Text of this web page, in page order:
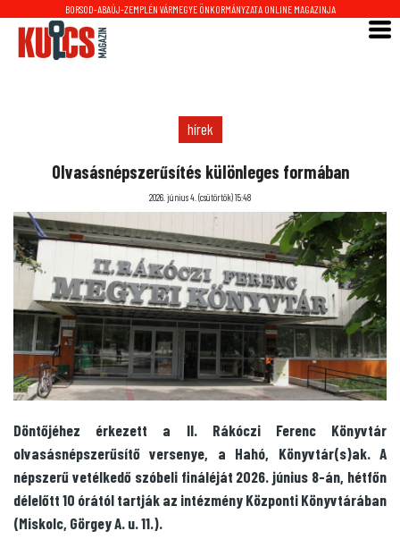
BORSOD-ABAÚJ-ZEMPLÉN VÁRMEGYE ÖNKORMÁNYZATA ONLINE MAGAZINJA
hírek
Olvasásnépszerűsítés különleges formában
2026. június 4. (csütörtök) 15:48
Döntőjéhez érkezett a II. Rákóczi Ferenc Könyvtár
olvasásnépszerűsítő versenye, a Hahó, Könyvtár(s)ak. A
népszerű vetélkedő szóbeli fináléját 2026. június 8-án, hétfőn
délelőtt 10 órától tartják az intézmény Központi Könyvtárában
(Miskolc, Görgey A. u. 11.).